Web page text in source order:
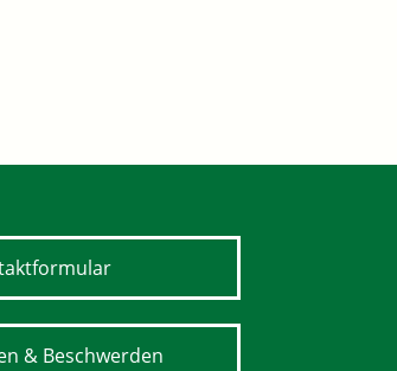
& Beschwerden